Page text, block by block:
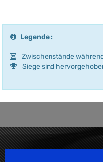
Legende :
Zwischenstände
Siege sind